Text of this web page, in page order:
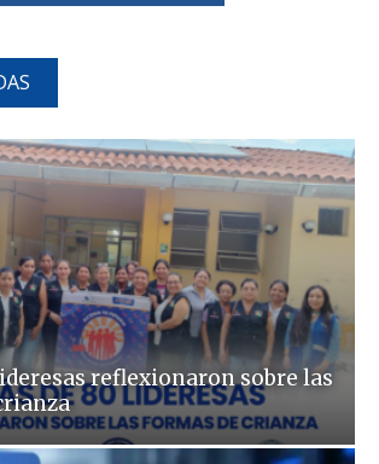
reflexionaron sobre las